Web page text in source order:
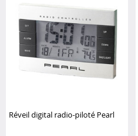
Réveil digital radio-piloté Pearl